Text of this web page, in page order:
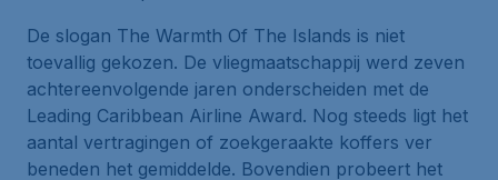
De slogan The Warmth Of The Islands is niet
toevallig gekozen. De vliegmaatschappij werd zeven
achtereenvolgende jaren onderscheiden met de
Leading Caribbean Airline Award. Nog steeds ligt het
aantal vertragingen of zoekgeraakte koffers ver
beneden het gemiddelde. Bovendien probeert het